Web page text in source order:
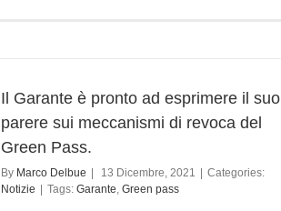
Il Garante è pronto ad esprimere il suo
parere sui meccanismi di revoca del
Green Pass.
By Marco Delbue 13 Dicembre, 2021
Categories:
Notizie
Tags: Garante, Green pass